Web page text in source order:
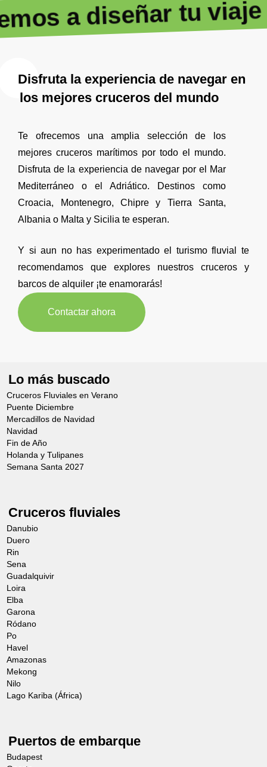
a diseñar tu viaje
Disfruta la experiencia de navegar en
los mejores cruceros del mundo
Te ofrecemos una amplia selección de los
mejores cruceros marítimos por todo el mundo.
Disfruta de la experiencia de navegar por el Mar
Mediterráneo o el Adriático. Destinos como
Croacia, Montenegro, Chipre y Tierra Santa,
Albania o Malta y Sicilia te esperan.
Y si aun no has experimentado el turismo fluvial te
recomendamos que explores nuestros cruceros y
barcos de alquiler ¡te enamorarás!
Contactar ahora
Lo más buscado
Cruceros Fluviales en Verano
Puente Diciembre
Mercadillos de Navidad
Navidad
Fin de Año
Holanda y Tulipanes
Semana Santa 2027
Cruceros fluviales
Danubio
Duero
Rin
Sena
Guadalquivir
Loira
Elba
Garona
Ródano
Po
Havel
Amazonas
Mekong
Nilo
Lago Kariba (África)
Puertos de embarque
Budapest